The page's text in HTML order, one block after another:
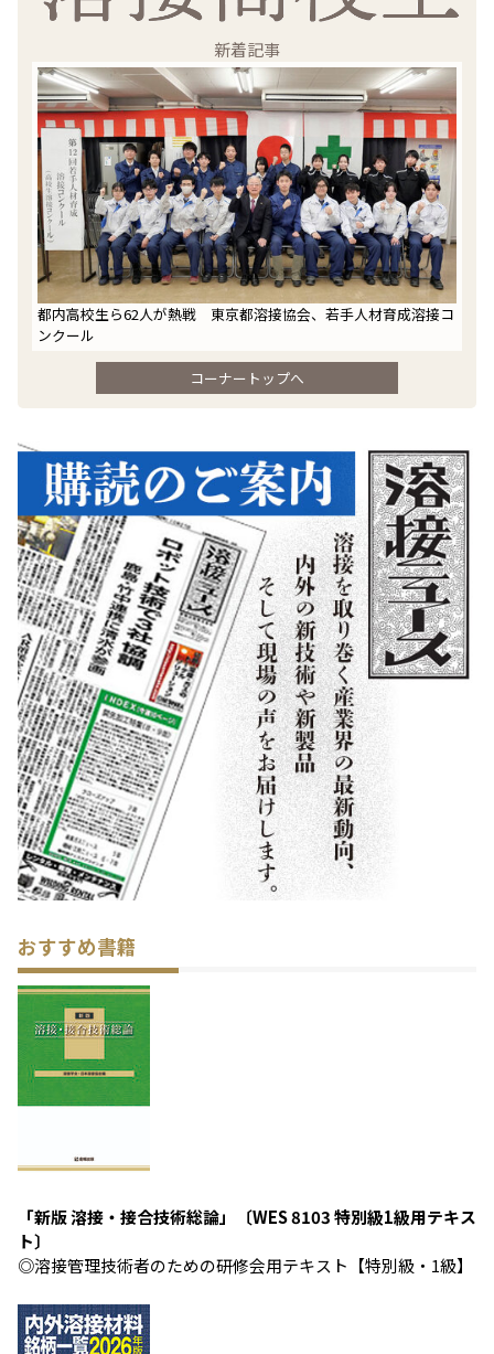
新着記事
都内高校生ら62人が熱戦 東京都溶接協会、若手人材育成溶接コ
ンクール
コーナートップへ
おすすめ書籍
「新版 溶接・接合技術総論」〔WES 8103 特別級1級用テキス
ト〕
◎溶接管理技術者のための研修会用テキスト【特別級・1級】